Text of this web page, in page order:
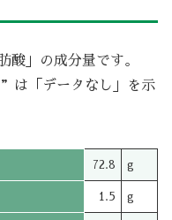
酸」の成分量です。
「データなし」を示
72.8 g
1.5 g